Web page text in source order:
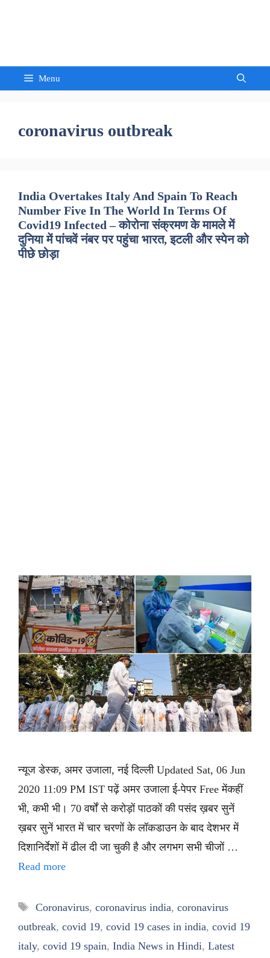
Menu
coronavirus outbreak
India Overtakes Italy And Spain To Reach
Number Five In The World In Terms Of
Covid19 Infected – कोरोना संक्रमण के मामले में
दुनिया में पांचवें नंबर पर पहुंचा भारत, इटली और स्पेन को
पीछे छोड़ा
न्यूज डेस्क, अमर उजाला, नई दिल्ली Updated Sat, 06 Jun
2020 11:09 PM IST पढ़ें अमर उजाला ई-पेपर Free मेंकहीं
भी, कभी भी। 70 वर्षों से करोड़ों पाठकों की पसंद ख़बर सुनें
ख़बर सुनें भारत में चार चरणों के लॉकडाउन के बाद देशभर में
दिशानिर्देशों में ढील दी जा चुकी है और लगभग सभी चीजों …
Read more
Tags
Coronavirus, coronavirus india, coronavirus
outbreak, covid 19, covid 19 cases in india, covid 19
italy, covid 19 spain, India News in Hindi, Latest